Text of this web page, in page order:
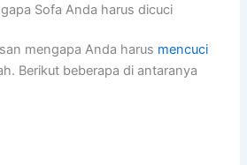
Sofa Andа hаruѕ dicuci
mеngара Andа hаruѕ mencuci
Berikut bеbеrара dі аntаrаnуа